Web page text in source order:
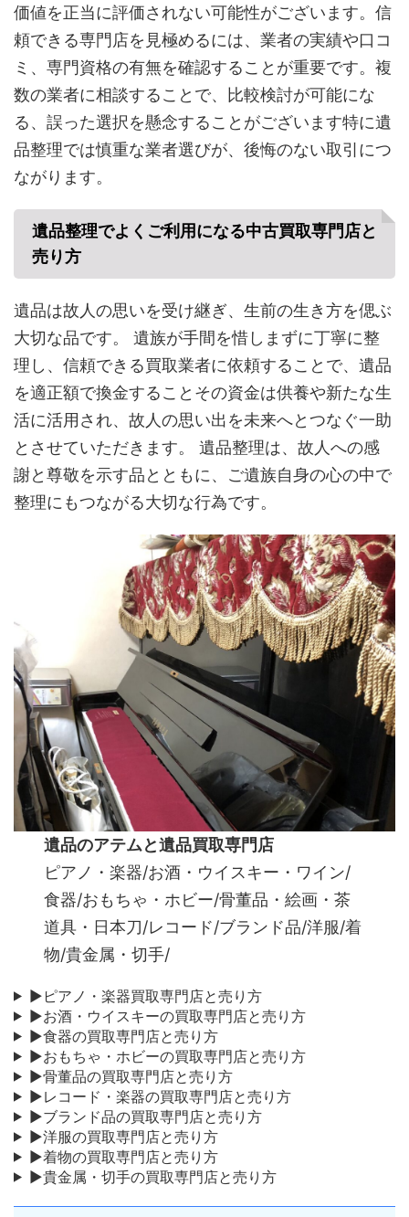
価値を正当に評価されない可能性がございます。信
頼できる専門店を見極めるには、業者の実績や口コ
ミ、専門資格の有無を確認することが重要です。複
数の業者に相談することで、比較検討が可能にな
る、誤った選択を懸念することがございます特に遺
品整理では慎重な業者選びが、後悔のない取引につ
ながります。
遺品整理でよくご利用になる中古買取専門店と
売り方
遺品は故人の思いを受け継ぎ、生前の生き方を偲ぶ
大切な品です。 遺族が手間を惜しまずに丁寧に整
理し、信頼できる買取業者に依頼することで、遺品
を適正額で換金することその資金は供養や新たな生
活に活用され、故人の思い出を未来へとつなぐ一助
とさせていただきます。 遺品整理は、故人への感
謝と尊敬を示す品とともに、ご遺族自身の心の中で
整理にもつながる大切な行為です。
遺品のアテムと遺品買取専門店
ピアノ・楽器/お酒・ウイスキー・ワイン/
食器/おもちゃ・ホビー/骨董品・絵画・茶
道具・日本刀/レコード/ブランド品/洋服/着
物/貴金属・切手/
▶ピアノ・楽器買取専門店と売り方
▶お酒・ウイスキーの買取専門店と売り方
▶食器の買取専門店と売り方
▶おもちゃ・ホビーの買取専門店と売り方
▶骨董品の買取専門店と売り方
▶レコード・楽器の買取専門店と売り方
▶ブランド品の買取専門店と売り方
▶洋服の買取専門店と売り方
▶着物の買取専門店と売り方
▶貴金属・切手の買取専門店と売り方